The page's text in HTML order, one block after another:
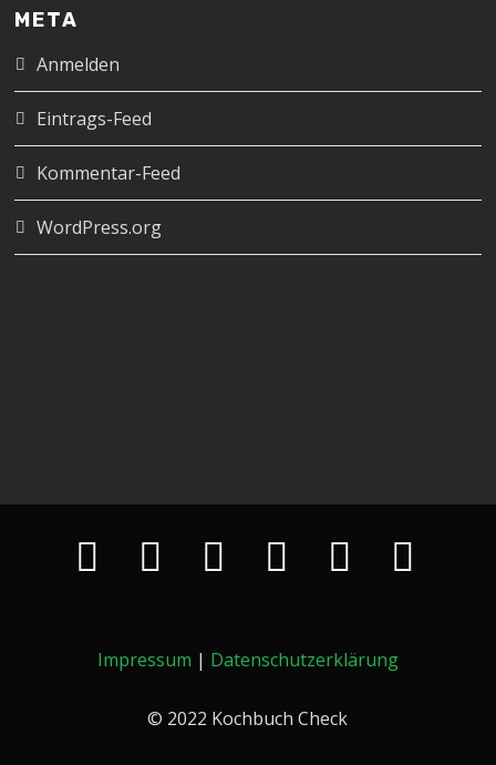
META
Anmelden
Eintrags-Feed
Kommentar-Feed
WordPress.org
Impressum | Datenschutzerklärung
© 2022 Kochbuch Check